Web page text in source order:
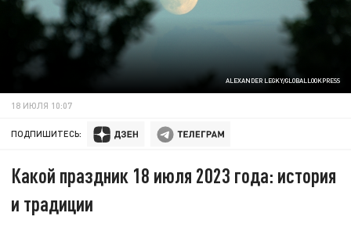
ALEXANDER LEGKY/GLOBALLOOKPRESS
18 ИЮЛЯ 10:07
ПОДПИШИТЕСЬ:
Какой праздник 18 июля 2023 года: история
и традиции